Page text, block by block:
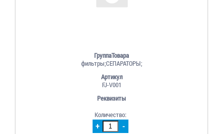
ГруппаТовара
фильтры;СЕПАРАТОРЫ;
Артикул
FJ-V001
Реквизиты
+ -
Количество: